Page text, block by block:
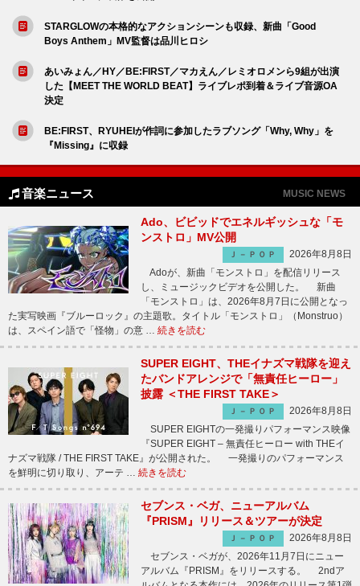
STARGLOWの本格的なアクションシーンも収録、新曲「Good
Boys Anthem」MV監督は品川ヒロシ
あいみょん／HY／BE:FIRST／マカえん／レミオロメンら9組が出演
した【MEET THE WORLD BEAT】ライブレポ到着＆ライブ音源OA
決定
BE:FIRST、RYUHEIが作詞に参加したラブソング「Why, Why」を
『Missing』に収録
音楽ニュース MUSIC NEWS
Ado、ビビッドでエネルギッシュな「モ
ンストロ」MV公開
Ｊ－ＰＯＰ
2026年8月8日
Adoが、新曲「モンストロ」を配信リリース
し、ミュージックビデオを公開した。 新曲
「モンストロ」は、2026年8月7日に公開となっ
た実写映画『ブルーロック』の主題歌。タイトル「モンストロ」（Monstruo）
は、スペイン語で「怪物」の意 … 続きを読む
SUPER EIGHT、THEイナズマ戦隊を迎え
たバンドアレンジで「無責任ヒーロー」
披露 ＜THE FIRST TAKE＞
Ｊ－ＰＯＰ
2026年8月8日
SUPER EIGHTの一発撮りパフォーマンス映像
『SUPER EIGHT – 無責任ヒーロー with THEイ
ナズマ戦隊 / THE FIRST TAKE』が公開された。 一発撮りのパフォーマンス
を鮮明に切り取り、アーテ … 続きを読む
セブンス・ベガ、ニューアルバム
『PRISM』リリース＆ツアーが決定
Ｊ－ＰＯＰ
2026年8月8日
セブンス・ベガが、2026年11月7日にニュー
アルバム『PRISM』をリリースする。 2ndア